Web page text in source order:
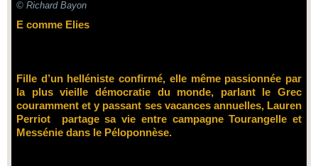
© Richard Bayon
E comme Elies
Fille d’un helléniste confirmé, elle même passionnée par
la plus vieille démocratie du monde, parlant le Grec
couramment et y passant ses vacances annuelles, Lauren
Perriot partage sa vie entre campagne Tourangelle et
Messénie dans le Péloponnèse.